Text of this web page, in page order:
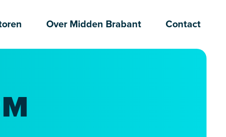
Over Midden Brabant Contact